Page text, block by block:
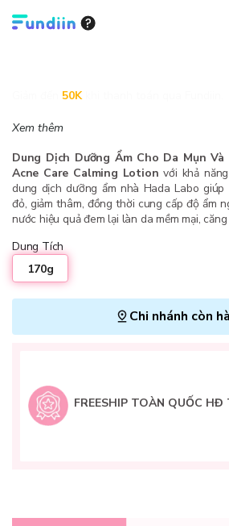
50K
Xem thêm
Dung Dịch Dưỡng Ẩm Cho Da Mụn Và
Acne Care Calming Lotion với khả
dung dịch dưỡng ẩm nhà Hada Labo
đỏ, giảm thâm, đồng thời cung cấp độ ẩm
nước hiệu quả đem lại làn da mềm mại,
Dung Tích
170g
Chi nhánh còn
FREESHIP TOÀN QUỐC HĐ